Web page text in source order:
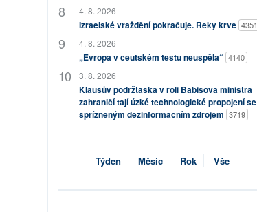
4. 8. 2026
Izraelské vraždění pokračuje. Řeky krve 4351
4. 8. 2026
„Evropa v ceutském testu neuspěla“ 4140
3. 8. 2026
Klausův podržtaška v roli Babišova ministra
zahraničí tají úzké technologické propojení se
spřízněným dezinformačním zdrojem 3719
Týden Měsíc Rok Vše